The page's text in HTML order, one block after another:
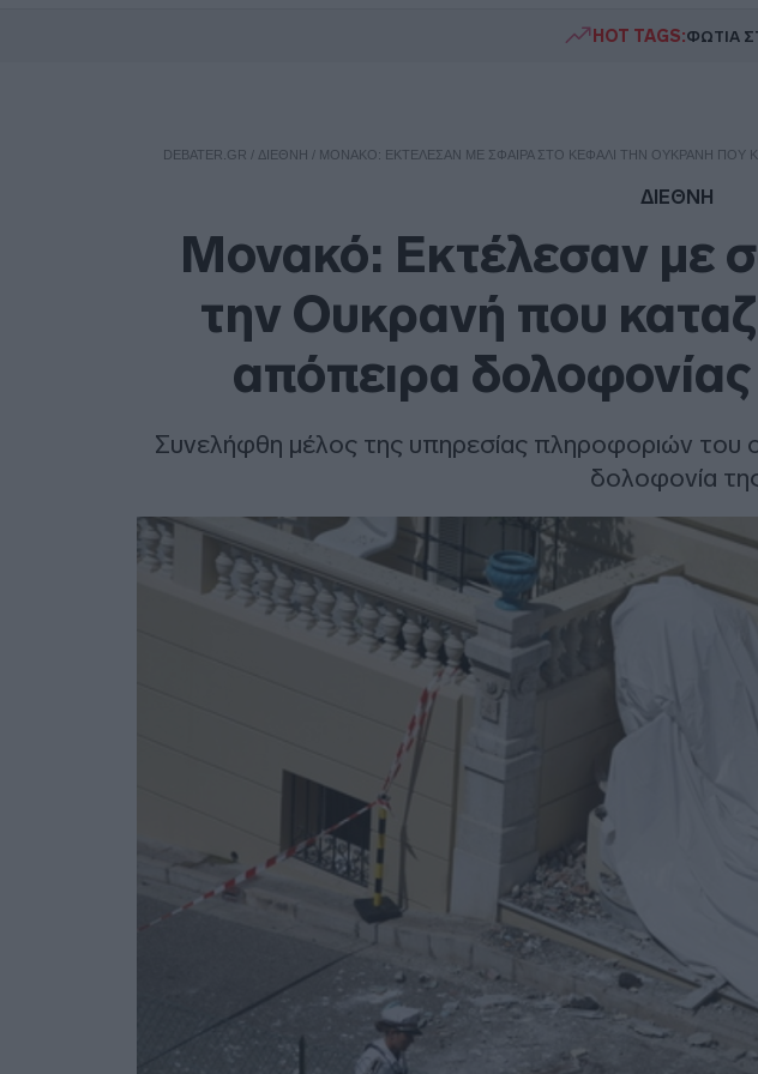
HOT TAGS:ΦΩΤΙΑ
DEBATER.GR / ΔΙΕΘΝΗ / ΜΟΝΑΚΌ: ΕΚΤΈΛΕΣΑΝ ΜΕ ΣΦΑΊΡΑ ΣΤΟ ΚΕΦΆΛΙ ΤΗΝ ΟΥΚΡΑΝΉ ΠΟΥ
ΔΙΕΘΝΗ
Μονακό: Εκτέλεσαν με
την Ουκρανή που
απόπειρα
Συνελήφθη μέλος της υπηρεσίας πληροφοριών του
δολοφονία